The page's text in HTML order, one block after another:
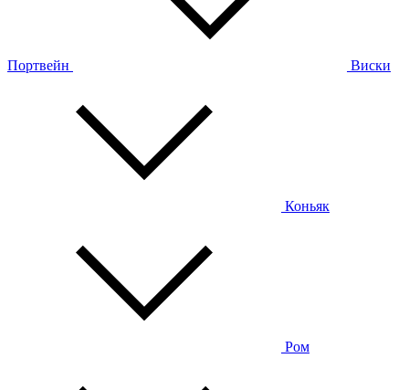
Портвейн Виски
Коньяк
Ром